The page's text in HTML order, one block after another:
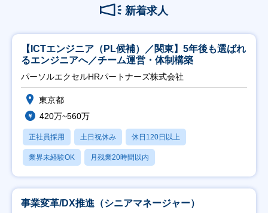
新着求人
【ICTエンジニア（PL候補）／関東】5年後も選ばれ
るエンジニアへ／チーム運営・体制構築
パーソルエクセルHRパートナーズ株式会社
東京都
420万~560万
正社員採用 土日祝休み 休日120日以上
業界未経験OK 月残業20時間以内
事業変革/DX推進（シニアマネージャー）